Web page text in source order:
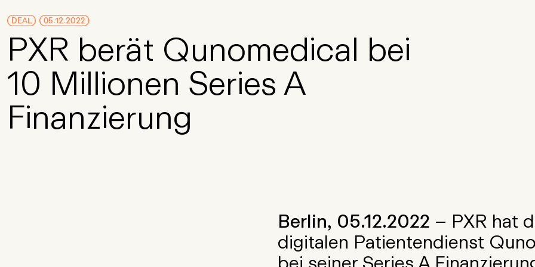
Skip to Main Content
DEAL05.12.2022
PXR berät Qunomedical bei
10 Millionen Series A
Finanzierung
Berlin, 05.12.2022 – PXR hat
digitalen Patientendienst